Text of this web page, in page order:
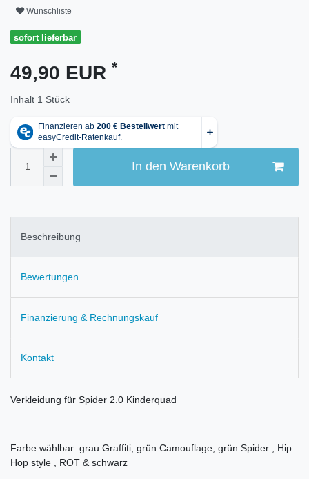
Wunschliste
sofort lieferbar
49,90 EUR *
Inhalt 1 Stück
In den Warenkorb
Beschreibung
Bewertungen
Finanzierung & Rechnungskauf
Kontakt
Verkleidung für Spider 2.0 Kinderquad
Farbe wählbar: grau Graffiti, grün Camouflage, grün Spider , Hip
Hop style , ROT & schwarz